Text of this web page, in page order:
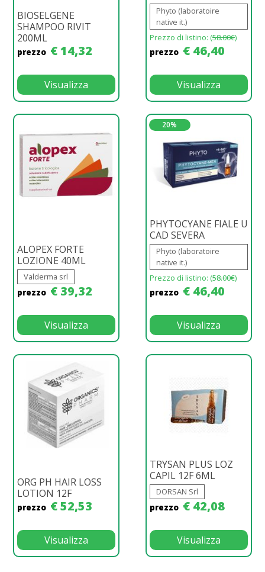
BIOSELGENE
SHAMPOO RIVIT
200ML
prezzo € 14,32
Visualizza
Phyto (laboratoire
native it.)
Prezzo di listino: (58.00€)
prezzo € 46,40
Visualizza
ALOPEX FORTE
LOZIONE 40ML
Valderma srl
prezzo € 39,32
Visualizza
20%
PHYTOCYANE FIALE U
CAD SEVERA
Phyto (laboratoire
native it.)
Prezzo di listino: (58.00€)
prezzo € 46,40
Visualizza
ORG PH HAIR LOSS
LOTION 12F
prezzo € 52,53
Visualizza
TRYSAN PLUS LOZ
CAPIL 12F 6ML
DORSAN Srl
prezzo € 42,08
Visualizza